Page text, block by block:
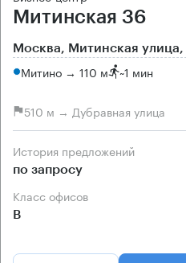
Митинская 36
Москва, Митинская улица,
Митино → 110 м ~1 мин
510 м → Дубравная улица
История предложений
по запросу
Класс офисов
B